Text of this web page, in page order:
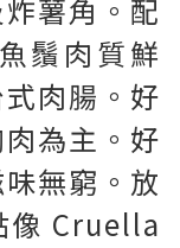
薯角。配
鬚肉質鮮
肉腸。好
為主。好
無窮。放
像 Cruella